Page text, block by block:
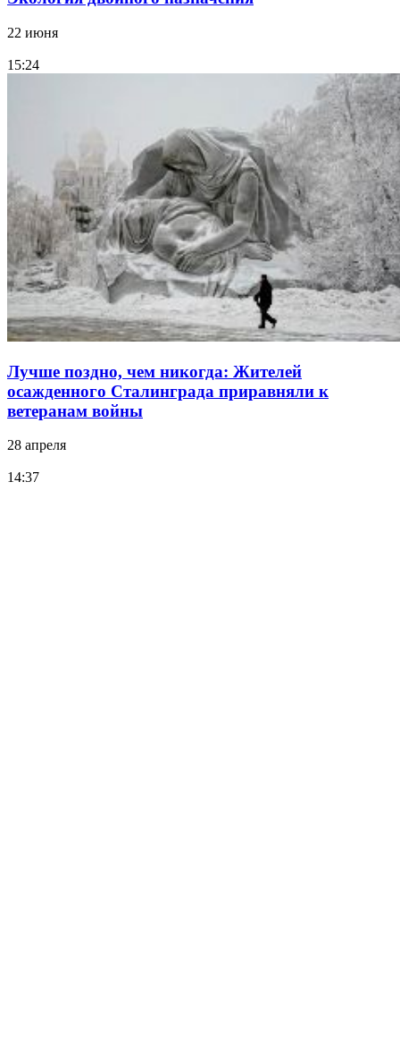
22 июня
15:24
Лучше поздно, чем никогда: Жителей
осажденного Сталинграда приравняли к
ветеранам войны
28 апреля
14:37